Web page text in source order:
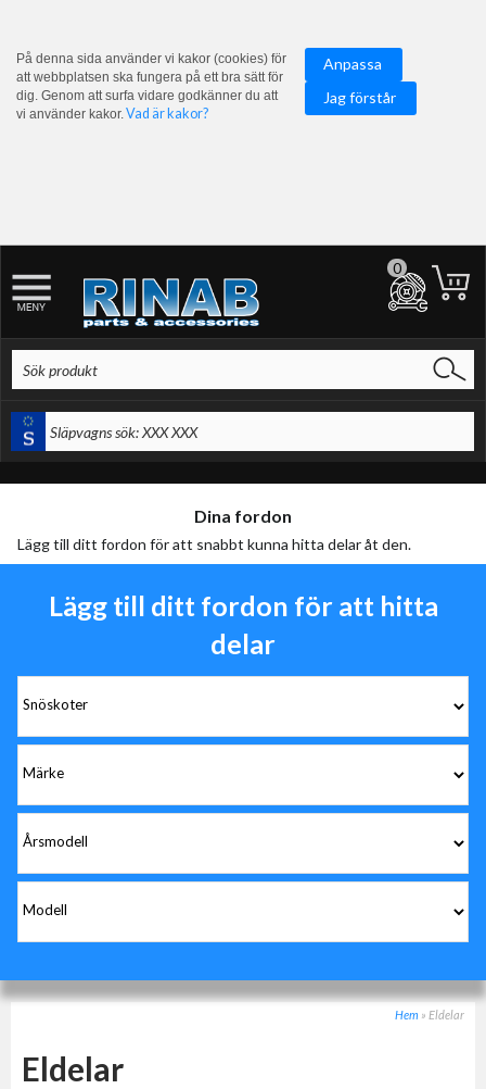
På denna sida använder vi kakor (cookies) för
att webbplatsen ska fungera på ett bra sätt för
dig. Genom att surfa vidare godkänner du att
vi använder kakor.Vad är kakor?
Anpassa
Jag förstår
0
Dina fordon
Lägg till ditt fordon för att snabbt kunna hitta delar åt den.
Lägg till ditt fordon för att hitta
delar
Hem » Eldelar
Eldelar